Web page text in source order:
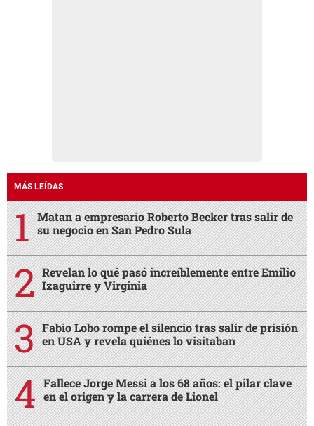
MÁS LEÍDAS
Matan a empresario Roberto Becker tras salir de
su negocio en San Pedro Sula
Revelan lo qué pasó increíblemente entre Emilio
Izaguirre y Virginia
Fabio Lobo rompe el silencio tras salir de prisión
en USA y revela quiénes lo visitaban
Fallece Jorge Messi a los 68 años: el pilar clave
en el origen y la carrera de Lionel